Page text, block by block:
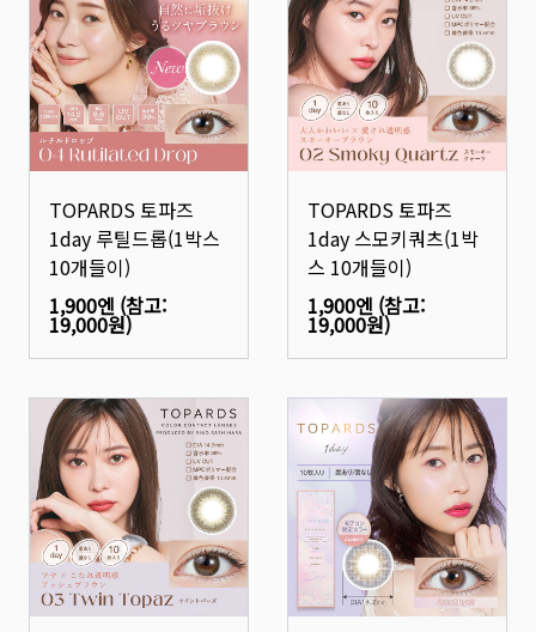
TOPARDS 토파즈
1day 루틸드롭(1박스
10개들이)
1,900엔 (참고:
19,000원)
TOPARDS 토파즈
1day 스모키쿼츠(1박
스 10개들이)
1,900엔 (참고:
19,000원)